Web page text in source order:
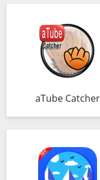
aTube Catcher